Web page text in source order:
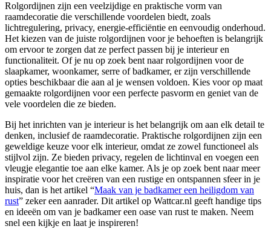
Rolgordijnen zijn een veelzijdige en praktische vorm van
raamdecoratie die verschillende voordelen biedt, zoals
lichtregulering, privacy, energie-efficiëntie en eenvoudig onderhoud.
Het kiezen van de juiste rolgordijnen voor je behoeften is belangrijk
om ervoor te zorgen dat ze perfect passen bij je interieur en
functionaliteit. Of je nu op zoek bent naar rolgordijnen voor de
slaapkamer, woonkamer, serre of badkamer, er zijn verschillende
opties beschikbaar die aan al je wensen voldoen. Kies voor op maat
gemaakte rolgordijnen voor een perfecte pasvorm en geniet van de
vele voordelen die ze bieden.
Bij het inrichten van je interieur is het belangrijk om aan elk detail te
denken, inclusief de raamdecoratie. Praktische rolgordijnen zijn een
geweldige keuze voor elk interieur, omdat ze zowel functioneel als
stijlvol zijn. Ze bieden privacy, regelen de lichtinval en voegen een
vleugje elegantie toe aan elke kamer. Als je op zoek bent naar meer
inspiratie voor het creëren van een rustige en ontspannen sfeer in je
huis, dan is het artikel “Maak van je badkamer een heiligdom van
rust” zeker een aanrader. Dit artikel op Wattcar.nl geeft handige tips
en ideeën om van je badkamer een oase van rust te maken. Neem
snel een kijkje en laat je inspireren!